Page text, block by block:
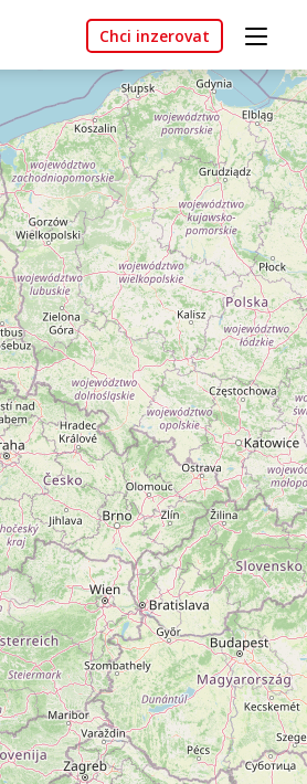
Chci inzerovat